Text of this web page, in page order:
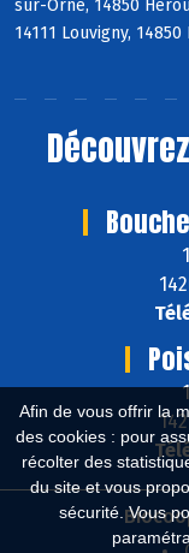
Afin de vous offrir la
des cookies : pour
récolter des
du site et vous
sécurité. Vous
sur-Orne, 14850
14111 Louvigny,
Découvrez